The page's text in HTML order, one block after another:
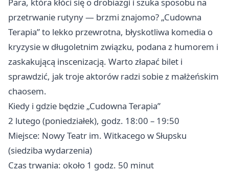
przetrwanie rutyny — brzmi znajomo? „Cudowna
Terapia” to lekko przewrotna, błyskotliwa komedia o
kryzysie w długoletnim związku, podana z humorem i
zaskakującą inscenizacją. Warto złapać bilet i
sprawdzić, jak troje aktorów radzi sobie z małżeńskim
chaosem.
Kiedy i gdzie będzie „Cudowna Terapia”
2 lutego (poniedziałek), godz. 18:00 – 19:50
Miejsce: Nowy Teatr im. Witkacego w Słupsku
(siedziba wydarzenia)
Czas trwania: około 1 godz. 50 minut